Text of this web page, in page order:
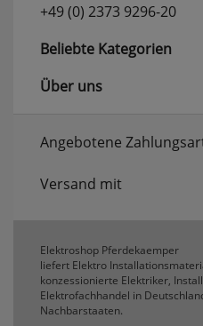
+49 (0) 2373 9296-20
Beliebte Kategorien
Über uns
Angebotene
Versand mit
Elektroshop Pferdekaemper
liefert Elektro
konzessionierte Elektriker,
Elektrofachhandel in
Nachbarstaaten.